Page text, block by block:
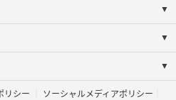
▼
▼
▼
リシー
ソーシャルメディアポリシー